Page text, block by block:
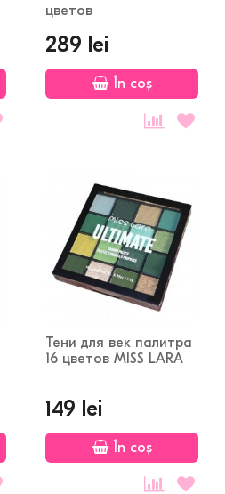
цветов
289 lei
În coș
Тени для век палитра
16 цветов MISS LARA
149 lei
În coș